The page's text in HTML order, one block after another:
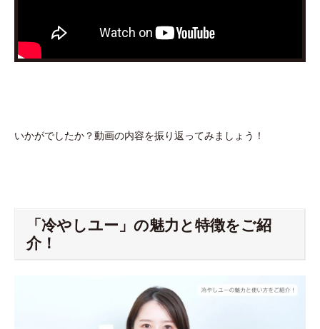
いかがでしたか？動画の内容を振り返ってみましょう！
「冷やしユー」の魅力と特徴をご紹
介！